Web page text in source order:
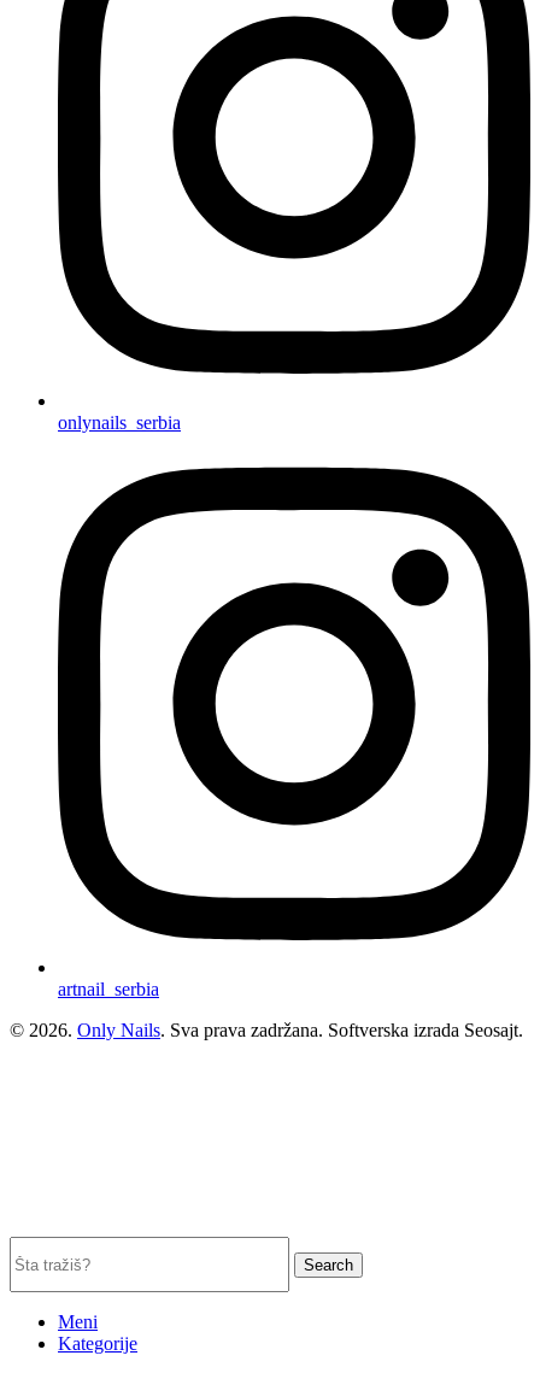
onlynails_serbia
artnail_serbia
© 2026. Only Nails. Sva prava zadržana. Softverska izrada Seosajt.
Search
Meni
Kategorije